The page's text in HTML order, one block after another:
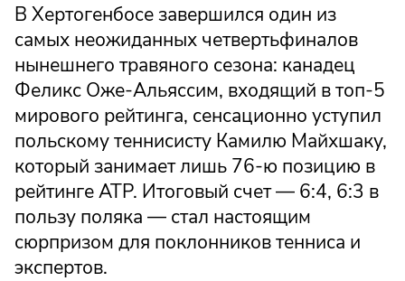
В Хертогенбосе завершился один из
самых неожиданных четвертьфиналов
нынешнего травяного сезона: канадец
Феликс Оже-Альяссим, входящий в топ-5
мирового рейтинга, сенсационно уступил
польскому теннисисту Камилю Майхшаку,
который занимает лишь 76-ю позицию в
рейтинге ATP. Итоговый счет — 6:4, 6:3 в
пользу поляка — стал настоящим
сюрпризом для поклонников тенниса и
экспертов.